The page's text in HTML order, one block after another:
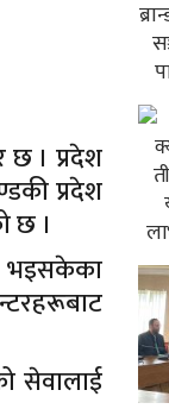
छ । प्रदेश
प्रदेश
छ ।
भइसकेका
सेवालाई